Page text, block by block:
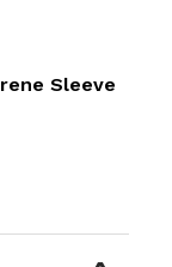
Sleeve